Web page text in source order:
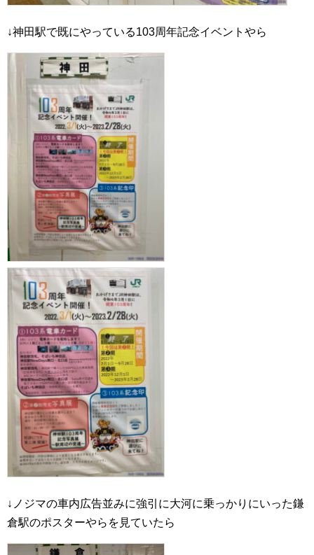
↓神田駅で既にやっている103周年記念イベントやら
↓ノジマの車内広告並みに強引に大河に乗っかりにいった鎌
倉駅のポスターやらを見ていたら